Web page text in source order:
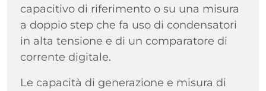
capacitivo di riferimento o su una misura
a doppio step che fa uso di condensatori
in alta tensione e di un comparatore di
corrente digitale.
Le capacità di generazione e misura di